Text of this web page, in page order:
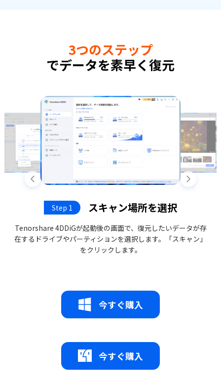
3つのステップ
でデータを素早く復元
Step 1 スキャン場所を選択
Tenorshare 4DDiGが起動後の画面で、復元したいデータが存
在するドライブやパーティションを選択します。「スキャン」
をクリックします。
今すぐ購入
今すぐ購入